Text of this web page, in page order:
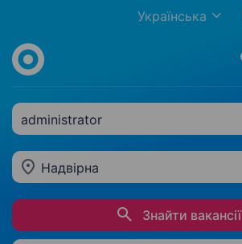
Українська
administrator
Надвірна
Знайти вакансії